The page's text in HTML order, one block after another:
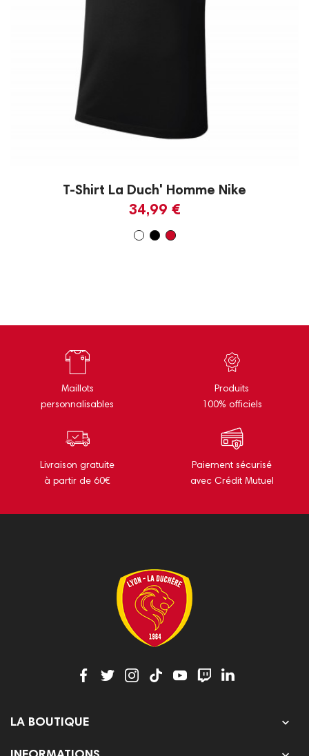
T-Shirt La Duch' Homme Nike
34,99 €
Maillots
personnalisables
Produits
100% officiels
Livraison gratuite
à partir de 60€
Paiement sécurisé
avec Crédit Mutuel
LA BOUTIQUE 